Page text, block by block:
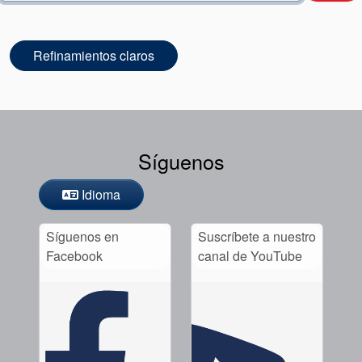
Sistemas
auxiliares de
sellado
Reparación
de Cierres
Certificaciones y
estándares
Contacto
Portal-cliente
Refinamientos claros
Síguenos
Idioma
Síguenos en
Facebook
Suscríbete a nuestro
canal de YouTube